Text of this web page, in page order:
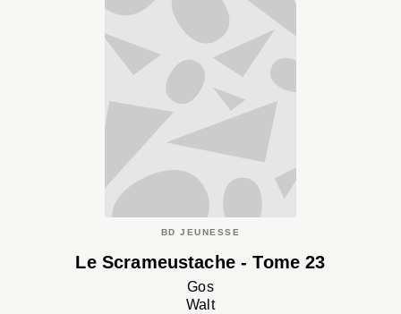
BD JEUNESSE
Le Scrameustache - Tome 23
Gos
Walt